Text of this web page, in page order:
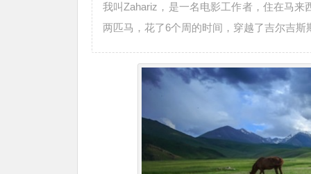
我叫Zahariz，是一名电影工作者，住在马
两匹马，花了6个周的时间，穿越了吉尔吉斯